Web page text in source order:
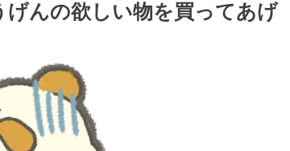
んの欲しい物を買ってあげ